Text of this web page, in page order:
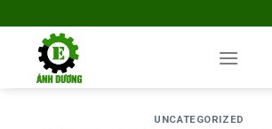
to
content
UNCATEGORIZED